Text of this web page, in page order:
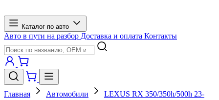
Каталог по авто
Авто в пути на разбор Доставка и оплата Контакты
Главная Автомобили
LEXUS RX 350/350h/500h 23-